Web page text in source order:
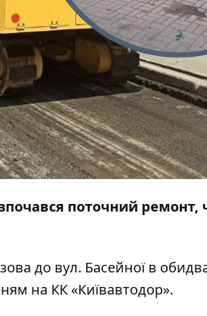
поточний ремонт,
до вул. Басейної в
на КК «Київавтодор».